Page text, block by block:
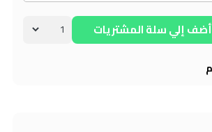
أضف إلي سلة المشتريات